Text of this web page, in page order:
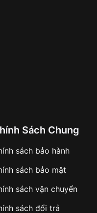
toán trực tiếp
khi nhận hàng hoặc
Sách Chung
sách bảo hành
sách bảo mật
sách vận chuyển
sách đổi trả